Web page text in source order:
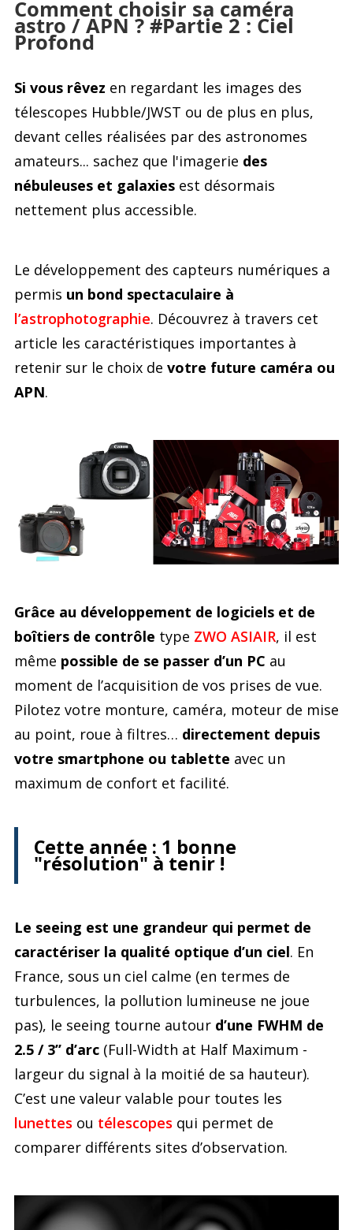
Accessoires pour montures
Têtes
Pièces détachées
Comment choisir sa caméra
astro / APN ? #Partie 2 : Ciel
Profond
Si vous rêvez en regardant les images des
télescopes Hubble/JWST ou de plus en plus,
devant celles réalisées par des astronomes
amateurs... sachez que l'imagerie des
nébuleuses et galaxiesest désormais
nettement plus accessible.
Le développement des capteurs numériques a
permis un bond spectaculaire à
l’astrophotographie. Découvrez à travers cet
article les caractéristiques importantes à
retenir sur le choix de votre future caméra ou
APN.
Grâce au développement de logiciels et de
boîtiers de contrôle type ZWO ASIAIR, il est
même possible de se passer d’un PC au
moment de l’acquisition de vos prises de vue.
Pilotez votre monture, caméra, moteur de mise
au point, roue à filtres… directement depuis
votre smartphone ou tablette avec un
maximum de confort et facilité.
Cette année : 1 bonne
"résolution" à tenir !
Le seeing est une grandeur qui permet de
caractériser la qualité optique d’un ciel. En
France, sous un ciel calme (en termes de
turbulences, la pollution lumineuse ne joue
pas), le seeing tourne autour d’une FWHM de
2.5 / 3’’ d’arc(Full-Width at Half Maximum -
largeur du signal à la moitié de sa hauteur).
C’est une valeur valable pour toutes les
lunettes ou télescopes qui permet de
comparer différents sites d’observation.